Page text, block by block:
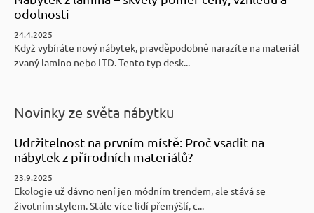
odolnosti
24.4.2025
Když vybíráte nový nábytek, pravděpodobně narazíte na materiál
zvaný lamino nebo LTD. Tento typ desk...
Novinky ze světa nábytku
Udržitelnost na prvním místě: Proč vsadit na
nábytek z přírodních materiálů?
23.9.2025
Ekologie už dávno není jen módním trendem, ale stává se
životním stylem. Stále více lidí přemýšlí, c...